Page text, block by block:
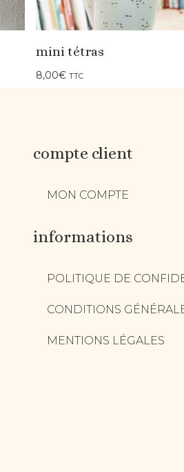
mini tétras
8,00€ TTC
compte client
MON COMPTE
informations
POLITIQUE DE
CONDITIONS
MENTIONS LÉGALES